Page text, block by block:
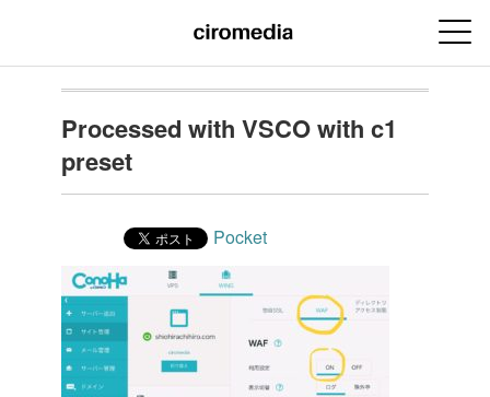
Processed with VSCO with c1
preset
Pocket